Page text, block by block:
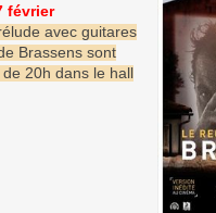
février
avec guitares
Brassens sont
20h dans le hall